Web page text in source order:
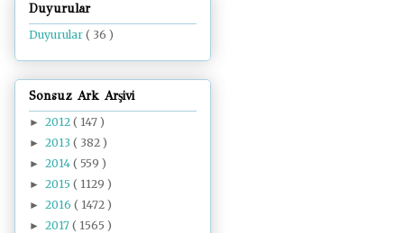
Duyurular
Duyurular ( 36 )
Sonsuz Ark Arşivi
► 2012 ( 147 )
► 2013 ( 382 )
► 2014 ( 559 )
► 2015 ( 1129 )
► 2016 ( 1472 )
► 2017 ( 1565 )